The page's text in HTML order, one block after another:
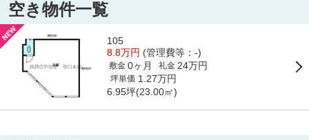
空き物件一覧
105
8.8万円 (管理費等：-)
敷金 0ヶ月 礼金 24万円
坪単価 1.27万円
6.95坪(23.00㎡)